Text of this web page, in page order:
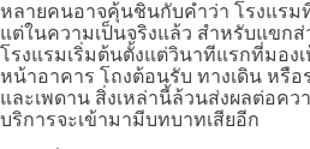
หลายคนอาจคุ้นชินกับคำว่า โรงแรม
แต่ในความเป็นจริงแล้ว สำหรับแข
โรงแรมเริ่มต้นตั้งแต่วินาทีแรกที่มอง
หน้าอาคาร โถงต้อนรับ ทางเดิน หรือ
และเพดาน สิ่งเหล่านี้ล้วนส่งผลต่อค
บริการจะเข้ามามีบทบาทเสียอีก